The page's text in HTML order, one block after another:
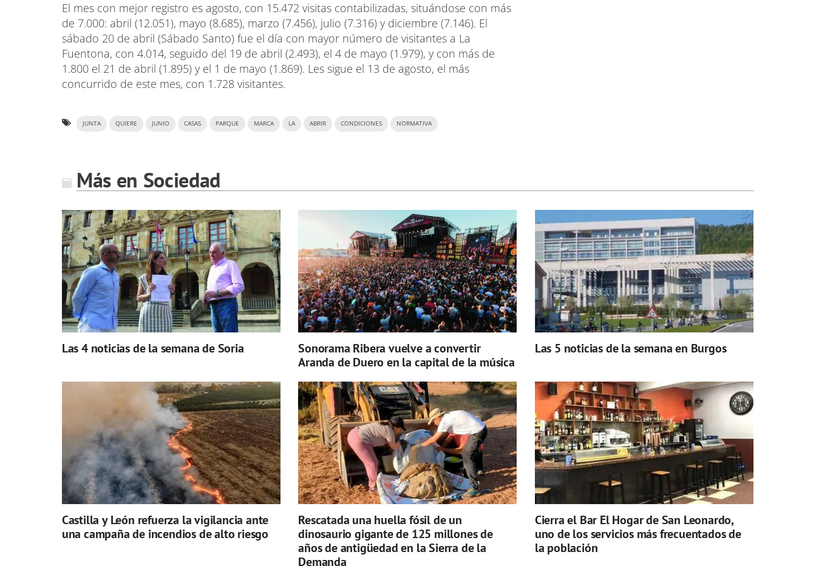
El mes con mejor registro es agosto, con 15.472 visitas contabilizadas, situándose con más
de 7.000: abril (12.051), mayo (8.685), marzo (7.456), julio (7.316) y diciembre (7.146). El
sábado 20 de abril (Sábado Santo) fue el día con mayor número de visitantes a La
Fuentona, con 4.014, seguido del 19 de abril (2.493), el 4 de mayo (1.979), y con más de
1.800 el 21 de abril (1.895) y el 1 de mayo (1.869). Les sigue el 13 de agosto, el más
concurrido de este mes, con 1.728 visitantes.
JUNTA QUIERE JUNIO CASAS PARQUE MARCA LA ABRIR CONDICIONES NORMATIVA
Más en Sociedad
Las 4 noticias de la semana de Soria
Sonorama Ribera vuelve a convertir
Aranda de Duero en la capital de la música
Las 5 noticias de la semana en Burgos
Castilla y León refuerza la vigilancia ante
una campaña de incendios de alto riesgo
Rescatada una huella fósil de un
dinosaurio gigante de 125 millones de
años de antigüedad en la Sierra de la
Demanda
Cierra el Bar El Hogar de San Leonardo,
uno de los servicios más frecuentados de
la población